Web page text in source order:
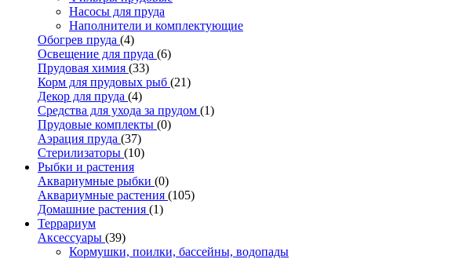
Насосы для пруда
Наполнители и комплектующие
Обогрев пруда (4)
Освещение для пруда (6)
Прудовая химия (33)
Корм для прудовых рыб (21)
Декор для пруда (4)
Средства для ухода за прудом (1)
Прудовые комплекты (0)
Аэрация пруда (37)
Стерилизаторы (10)
Рыбки и растения
Аквариумные рыбки (0)
Аквариумные растения (105)
Домашние растения (1)
Террариум
Аксессуары (39)
Кормушки, поилки, бассейны, водопады